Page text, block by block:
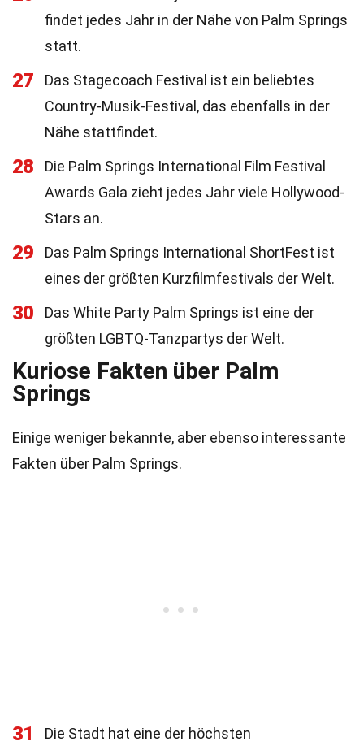
findet jedes Jahr in der Nähe von Palm Springs
statt.
27
Das Stagecoach Festival ist ein beliebtes
Country-Musik-Festival, das ebenfalls in der
Nähe stattfindet.
28
Die Palm Springs International Film Festival
Awards Gala zieht jedes Jahr viele Hollywood-
Stars an.
29
Das Palm Springs International ShortFest ist
eines der größten Kurzfilmfestivals der Welt.
30
Das White Party Palm Springs ist eine der
größten LGBTQ-Tanzpartys der Welt.
Kuriose Fakten über Palm
Springs
Einige weniger bekannte, aber ebenso interessante
Fakten über Palm Springs.
31
Die Stadt hat eine der höchsten